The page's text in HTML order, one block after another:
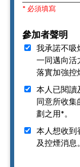
* 必須填寫
參加者聲明
我承諾不吸
一同邁向活
落實加強控
本人已閱讀
同意所收集
劃之用*。
本人想收到
及控煙消息。